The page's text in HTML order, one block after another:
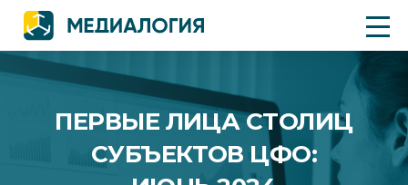
ПЕРВЫЕ ЛИЦА СТОЛИЦ
СУБЪЕКТОВ ЦФО: